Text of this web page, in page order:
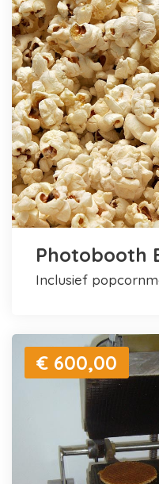
Photobooth
inclusief
€ 600,00